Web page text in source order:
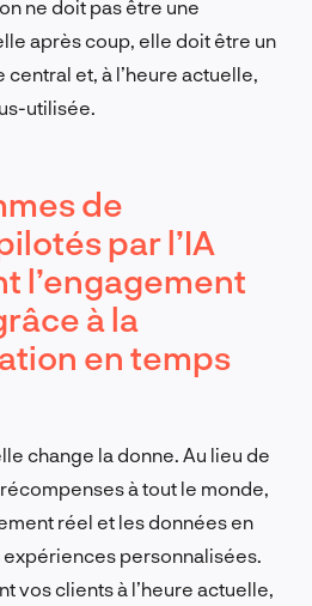
ne doit pas être une
après coup, elle doit être un
et, à l’heure actuelle,
utilisée.
de
par l’IA
l’engagement
à la
en temps
change la donne. Au lieu de
à tout le monde,
réel et les données en
personnalisées.
vos clients à l’heure actuelle,